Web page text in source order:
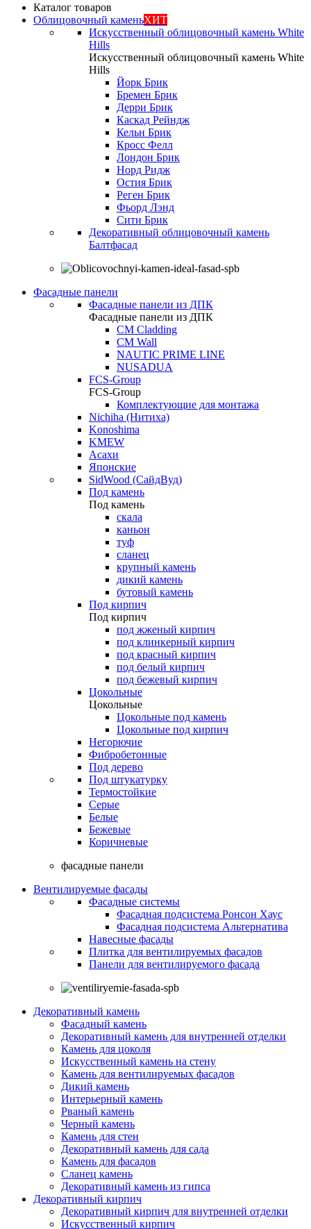
Каталог товаров
Облицовочный каменьХИТ
Искусственный облицовочный камень White
Hills
Искусственный облицовочный камень White
Hills
Йорк Брик
Бремен Брик
Дерри Брик
Каскад Рейндж
Кельн Брик
Кросс Фелл
Лондон Брик
Норд Ридж
Остия Брик
Реген Брик
Фьорд Лэнд
Сити Брик
Декоративный облицовочный камень
Балтфасад
Фасадные панели
Фасадные панели из ДПК
Фасадные панели из ДПК
CM Cladding
CM Wall
NAUTIC PRIME LINE
NUSADUA
FCS-Group
FCS-Group
Комплектующие для монтажа
Nichiha (Нитиха)
Konoshima
KMEW
Асахи
Японские
SidWood (СайдВуд)
Под камень
Под камень
скала
каньон
туф
сланец
крупный камень
дикий камень
бутовый камень
Под кирпич
Под кирпич
под жженый кирпич
под клинкерный кирпич
под красный кирпич
под белый кирпич
под бежевый кирпич
Цокольные
Цокольные
Цокольные под камень
Цокольные под кирпич
Негорючие
Фибробетонные
Под дерево
Под штукатурку
Термостойкие
Серые
Белые
Бежевые
Коричневые
фасадные панели
Вентилируемые фасады
Фасадные системы
Фасадная подсистема Ронсон Хаус
Фасадная подсистема Альтернатива
Навесные фасады
Плитка для вентилируемых фасадов
Панели для вентилируемого фасада
Декоративный камень
Фасадный камень
Декоративный камень для внутренней отделки
Камень для цоколя
Искусственный камень на стену
Камень для вентилируемых фасадов
Дикий камень
Интерьерный камень
Рваный камень
Черный камень
Камень для стен
Декоративный камень для сада
Камень для фасадов
Сланец камень
Декоративный камень из гипса
Декоративный кирпич
Декоративный кирпич для внутренней отделки
Искусственный кирпич